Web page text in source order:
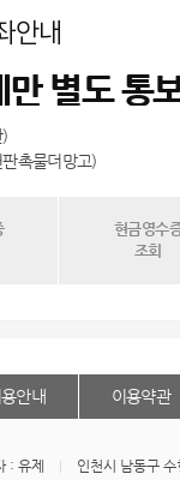
안내
별도 통
촉물더망고)
현금영수
조회
안내 이용약관
: 유제 인천시 남동구